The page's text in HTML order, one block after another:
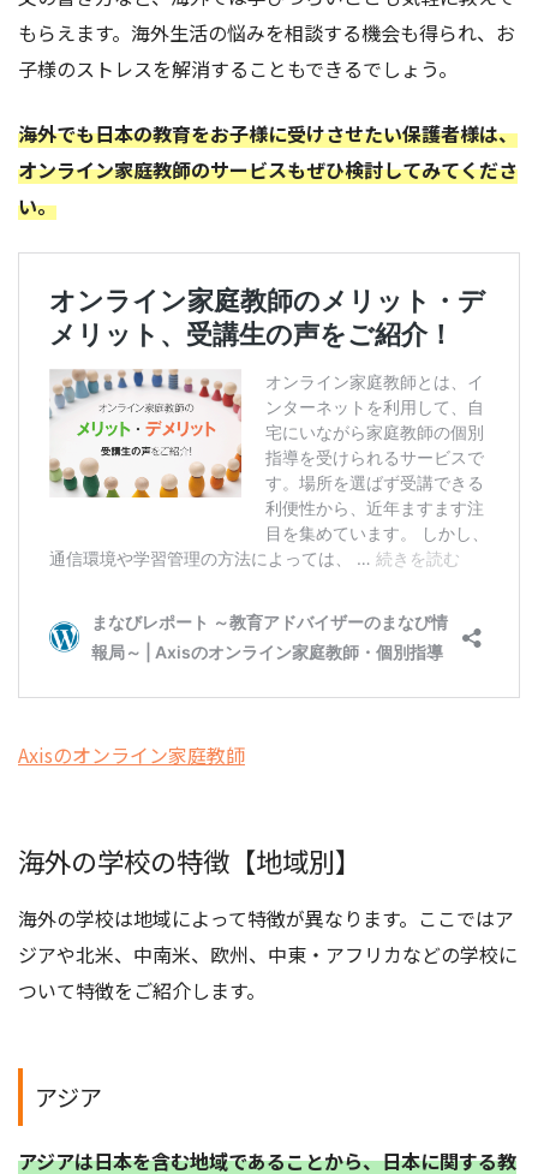
もらえます。海外生活の悩みを相談する機会も得られ、お
子様のストレスを解消することもできるでしょう。
海外でも日本の教育をお子様に受けさせたい保護者様は、
オンライン家庭教師のサービスもぜひ検討してみてくださ
い。
Axisのオンライン家庭教師
海外の学校の特徴【地域別】
海外の学校は地域によって特徴が異なります。ここではア
ジアや北米、中南米、欧州、中東・アフリカなどの学校に
ついて特徴をご紹介します。
アジア
アジアは日本を含む地域であることから、日本に関する教